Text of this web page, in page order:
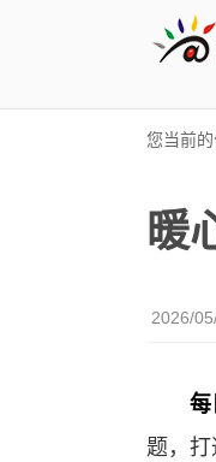
您当前的
暖
2026/
每
题，打